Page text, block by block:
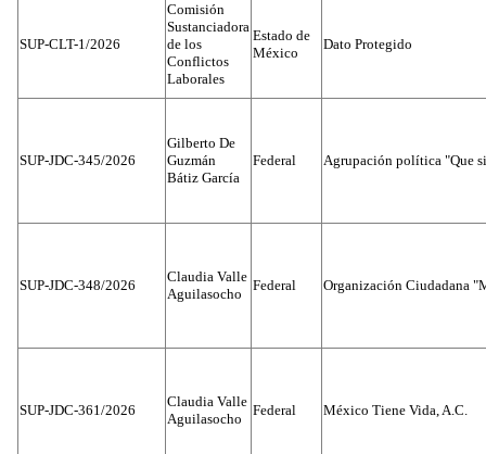
SUP-CLT-1/2026
Comisión
Sustanciadora
de los
Conflictos
Laborales
Estado de
México
Dato Protegido
SUP-JDC-345/2026
Gilberto De
Guzmán
Bátiz García
Federal Agrupación política "Que
SUP-JDC-348/2026
Claudia Valle
Aguilasocho
Federal Organización Ciudadana
SUP-JDC-361/2026
Claudia Valle
Aguilasocho
Federal México Tiene Vida, A.C.